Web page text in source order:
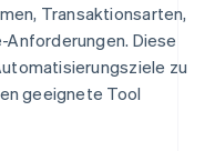
Transaktionsarten,
Anforderungen. Diese
zu
geeignete Tool